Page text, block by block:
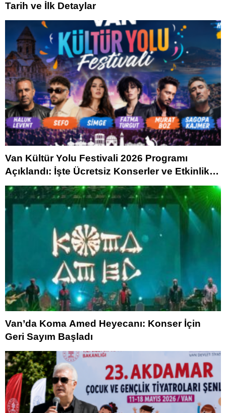
Tarih ve İlk Detaylar
Van Kültür Yolu Festivali 2026 Programı
Açıklandı: İşte Ücretsiz Konserler ve Etkinlik
Takvimi
Van’da Koma Amed Heyecanı: Konser İçin
Geri Sayım Başladı